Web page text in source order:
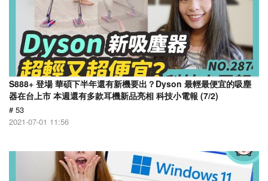
S888+ 登場 華碩下半年還有新機要出？Dyson 最輕最便宜的吸塵
器在台上市 本週還有多款耳機新品亮相 科技小電報 (7/2)
# 53
2021-07-01 11:56